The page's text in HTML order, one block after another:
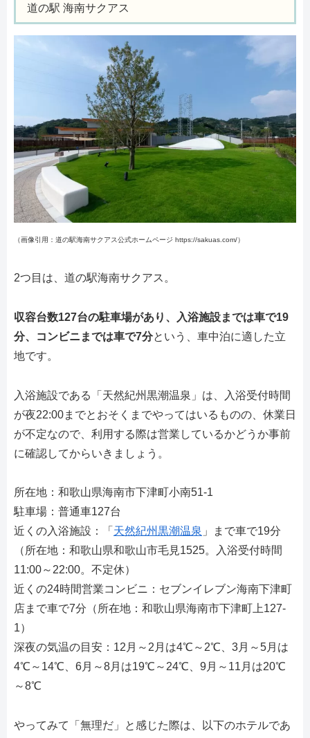
道の駅 海南サクアス
（画像引用：道の駅海南サクアス公式ホームページ https://sakuas.com/）
2つ目は、道の駅海南サクアス。
収容台数127台の駐車場があり、入浴施設までは車で19
分、コンビニまでは車で7分という、車中泊に適した立
地です。
入浴施設である「天然紀州黒潮温泉」は、入浴受付時間
が夜22:00までとおそくまでやってはいるものの、休業日
が不定なので、利用する際は営業しているかどうか事前
に確認してからいきましょう。
所在地：和歌山県海南市下津町小南51-1
駐車場：普通車127台
近くの入浴施設：「 天然紀州黒潮温泉 」まで車で19分
（所在地：和歌山県和歌山市毛見1525。入浴受付時間
11:00～22:00。不定休）
近くの24時間営業コンビニ：セブンイレブン海南下津町
店まで車で7分（所在地：和歌山県海南市下津町上127-
1）
深夜の気温の目安：12月～2月は4℃～2℃、3月～5月は
4℃～14℃、6月～8月は19℃～24℃、9月～11月は20℃
～8℃
やってみて「無理だ」と感じた際は、以下のホテルであ